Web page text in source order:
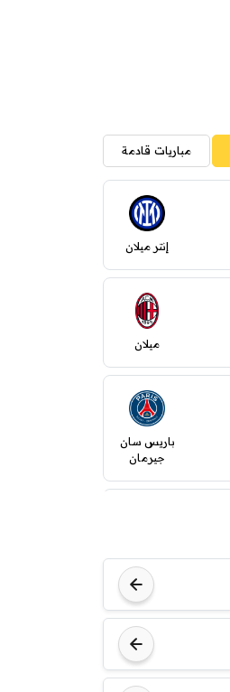
مباريات قادمة
إنتر ميلان
ميلان
باريس سان
جيرمان
ريال مدريد
نوتنغهام
فورست